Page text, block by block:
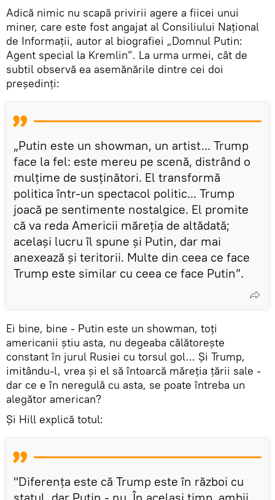
Adică nimic nu scapă privirii agere a fiicei unui
miner, care este fost angajat al Consiliului Național
de Informații, autor al biografiei „Domnul Putin:
Agent special la Kremlin”. La urma urmei, cât de
subtil observă ea asemănările dintre cei doi
președinți:
„Putin este un showman, un artist... Trump
face la fel: este mereu pe scenă, distrând o
mulțime de susținători. El transformă
politica într-un spectacol politic... Trump
joacă pe sentimente nostalgice. El promite
că va reda Americii măreția de altădată;
același lucru îl spune și Putin, dar mai
anexează și teritorii. Multe din ceea ce face
Trump este similar cu ceea ce face Putin”.
Ei bine, bine - Putin este un showman, toți
americanii știu asta, nu degeaba călătorește
constant în jurul Rusiei cu torsul gol... Și Trump,
imitându-l, vrea și el să întoarcă măreția țării sale -
dar ce e în neregulă cu asta, se poate întreba un
alegător american?
Și Hill explică totul:
"Diferența este că Trump este în război cu